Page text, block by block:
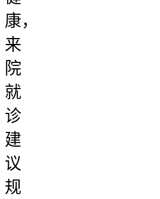
康，
来
院
就
诊
建
议
规